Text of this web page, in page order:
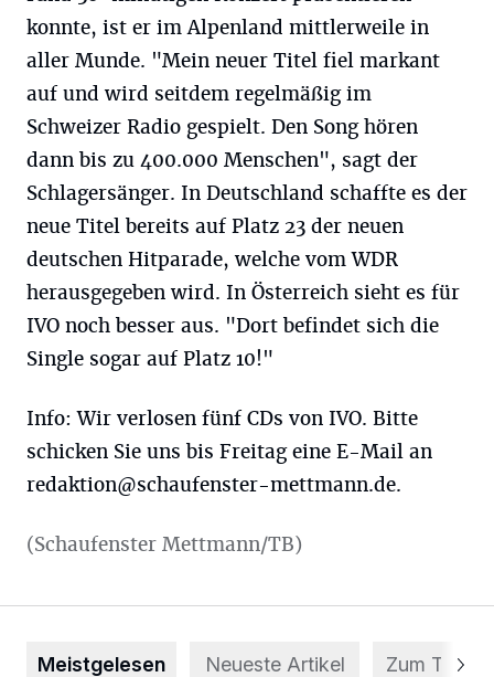
konnte, ist er im Alpenland mittlerweile in
aller Munde. "Mein neuer Titel fiel markant
auf und wird seitdem regelmäßig im
Schweizer Radio gespielt. Den Song hören
dann bis zu 400.000 Menschen", sagt der
Schlagersänger. In Deutschland schaffte es der
neue Titel bereits auf Platz 23 der neuen
deutschen Hitparade, welche vom WDR
herausgegeben wird. In Österreich sieht es für
IVO noch besser aus. "Dort befindet sich die
Single sogar auf Platz 10!"
Info: Wir verlosen fünf CDs von IVO. Bitte
schicken Sie uns bis Freitag eine E-Mail an
redaktion@schaufenster-mettmann.de.
(Schaufenster Mettmann/TB)
Meistgelesen Neueste Artikel Zum Thema